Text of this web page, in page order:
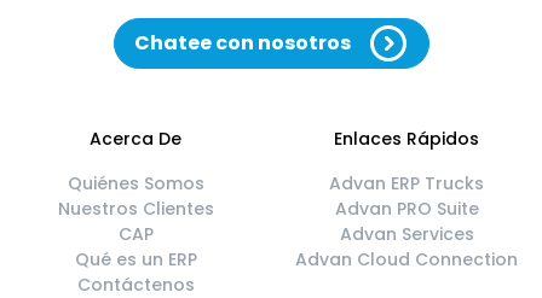
Chatee con nosotros
Acerca De
Quiénes Somos
Nuestros Clientes
CAP
Qué es un ERP
Contáctenos
Enlaces Rápidos
Advan ERP Trucks
Advan PRO Suite
Advan Services
Advan Cloud Connection